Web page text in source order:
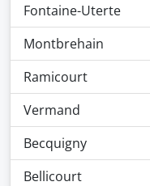
Fontaine-Uterte
Montbrehain
Ramicourt
Vermand
Becquigny
Bellicourt